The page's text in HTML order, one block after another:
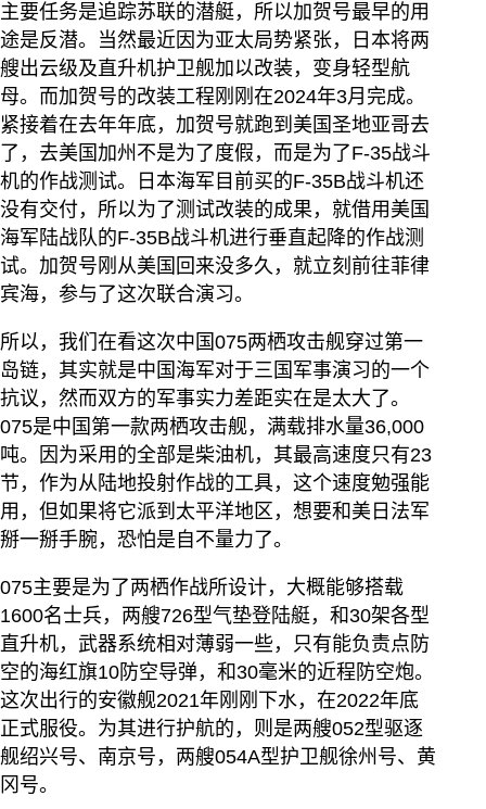
主要任务是追踪苏联的潜艇，所以加贺号最早的用
途是反潜。当然最近因为亚太局势紧张，日本将两
艘出云级及直升机护卫舰加以改装，变身轻型航
母。而加贺号的改装工程刚刚在2024年3月完成。
紧接着在去年年底，加贺号就跑到美国圣地亚哥去
了，去美国加州不是为了度假，而是为了F-35战斗
机的作战测试。日本海军目前买的F-35B战斗机还
没有交付，所以为了测试改装的成果，就借用美国
海军陆战队的F-35B战斗机进行垂直起降的作战测
试。加贺号刚从美国回来没多久，就立刻前往菲律
宾海，参与了这次联合演习。
所以，我们在看这次中国075两栖攻击舰穿过第一
岛链，其实就是中国海军对于三国军事演习的一个
抗议，然而双方的军事实力差距实在是太大了。
075是中国第一款两栖攻击舰，满载排水量36,000
吨。因为采用的全部是柴油机，其最高速度只有23
节，作为从陆地投射作战的工具，这个速度勉强能
用，但如果将它派到太平洋地区，想要和美日法军
掰一掰手腕，恐怕是自不量力了。
075主要是为了两栖作战所设计，大概能够搭载
1600名士兵，两艘726型气垫登陆艇，和30架各型
直升机，武器系统相对薄弱一些，只有能负责点防
空的海红旗10防空导弹，和30毫米的近程防空炮。
这次出行的安徽舰2021年刚刚下水，在2022年底
正式服役。为其进行护航的，则是两艘052型驱逐
舰绍兴号、南京号，两艘054A型护卫舰徐州号、黄
冈号。